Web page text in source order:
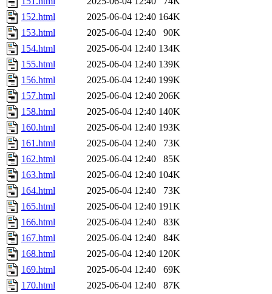
152.html
2025-06-04 12:40 164K
153.html
2025-06-04 12:40
90K
154.html
2025-06-04 12:40 134K
155.html
2025-06-04 12:40 139K
156.html
2025-06-04 12:40 199K
157.html
2025-06-04 12:40 206K
158.html
2025-06-04 12:40 140K
160.html
2025-06-04 12:40 193K
161.html
2025-06-04 12:40
73K
162.html
2025-06-04 12:40
85K
163.html
2025-06-04 12:40 104K
164.html
2025-06-04 12:40
73K
165.html
2025-06-04 12:40 191K
166.html
2025-06-04 12:40
83K
167.html
2025-06-04 12:40
84K
168.html
2025-06-04 12:40 120K
169.html
2025-06-04 12:40
69K
170.html
2025-06-04 12:40
87K